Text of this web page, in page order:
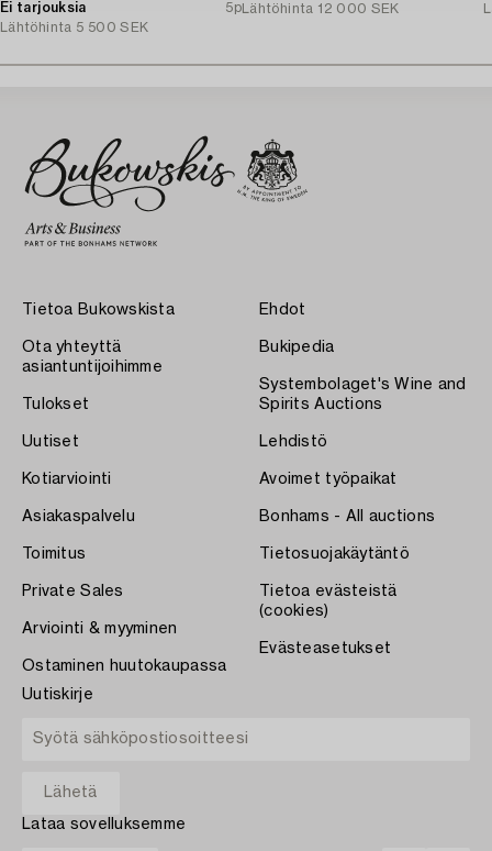
Ei tarjouksia
5p
Lähtöhinta 5 500 SEK
Lähtöhinta 12 000 SEK
Tietoa Bukowskista
Ota yhteyttä
asiantuntijoihimme
Tulokset
Uutiset
Kotiarviointi
Asiakaspalvelu
Toimitus
Private Sales
Arviointi & myyminen
Ostaminen huutokaupassa
Ehdot
Bukipedia
Systembolaget's Wine and
Spirits Auctions
Lehdistö
Avoimet työpaikat
Bonhams - All auctions
Tietosuojakäytäntö
Tietoa evästeistä
(cookies)
Evästeasetukset
Uutiskirje
Lataa sovelluksemme